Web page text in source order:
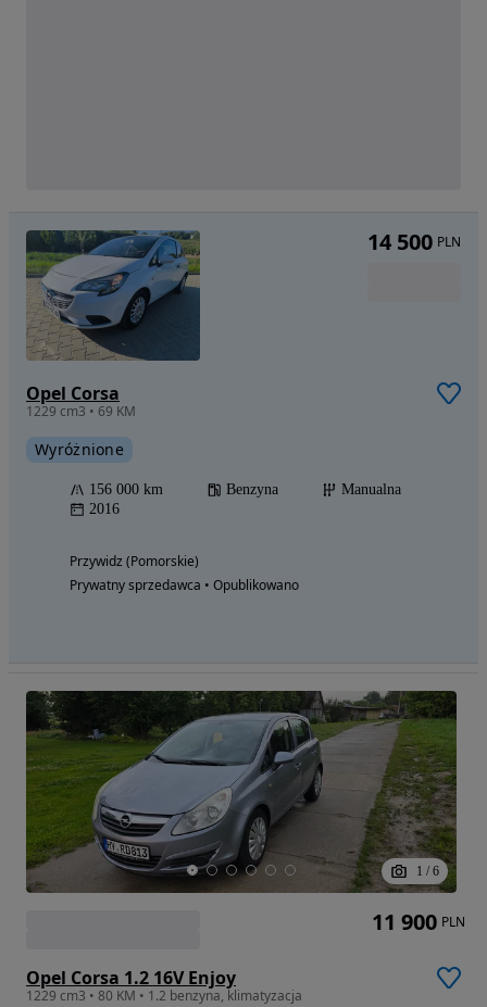
Opel Corsa
1229 cm3 • 69 KM
Wyróżnione
156 000 km Benzyna
Manualna
2016
Przywidz (Pomorskie)
Prywatny sprzedawca • Opublikowano
14 500 PLN
1 / 6
Opel Corsa 1.2 16V Enjoy
1229 cm3 • 80 KM • 1.2 benzyna, klimatyzacja
11 900 PLN